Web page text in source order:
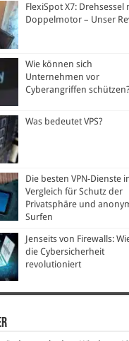
FlexiSpot X7: Drehsessel
Doppelmotor – Unser
Wie können sich
Unternehmen vor
Cyberangriffen schützen?
Was bedeutet VPS?
Die besten VPN-Dienste
Vergleich für Schutz der
Privatsphäre und
Surfen
Jenseits von Firewalls:
die Cybersicherheit
revolutioniert